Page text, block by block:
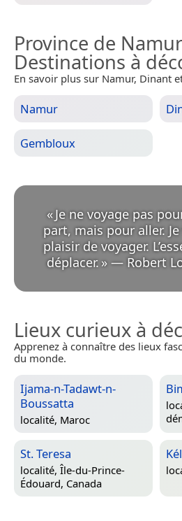
Province de Namur
Destinations à
En savoir plus sur Namur, Dinant
Namur
Gembloux
«Je ne voyage pas
part, mais pour aller.
plaisir de voyager.
déplacer. » — Robert
Lieux curieux à
Apprenez à connaître des lieux
du monde.
Ijama-n-Tadawt-n-
Boussatta
localité, Maroc
St. Teresa
localité, Île-du-Prince-
Édouard, Canada